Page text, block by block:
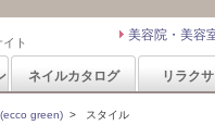
ト 美容院・美容
ネイルカタログ リラク
green) > スタイル